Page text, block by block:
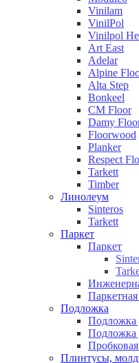
Vinilam
VinilPol
Vinilpol
Art East
Adelar
Alpine
Alta Step
Bonkeel
CM Floor
Damy
Floorwood
Planker
Respect
Tarkett
Timber
Линолеум
Sinteros
Tarkett
Паркет
Паркет
Паркетная
Подложка
Подложка
Подложка
Плинтусы,